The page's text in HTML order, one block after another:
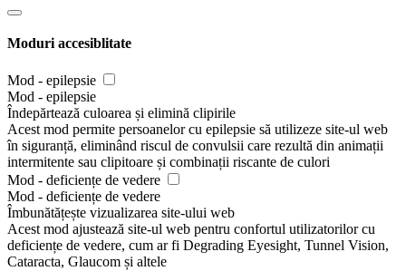
Moduri accesiblitate
Mod - epilepsie
Mod - epilepsie
Îndepărtează culoarea și elimină clipirile
Acest mod permite persoanelor cu epilepsie să utilizeze site-ul web
în siguranță, eliminând riscul de convulsii care rezultă din animații
intermitente sau clipitoare și combinații riscante de culori
Mod - deficiențe de vedere
Mod - deficiențe de vedere
Îmbunătățește vizualizarea site-ului web
Acest mod ajustează site-ul web pentru confortul utilizatorilor cu
deficiențe de vedere, cum ar fi Degrading Eyesight, Tunnel Vision,
Cataracta, Glaucom și altele